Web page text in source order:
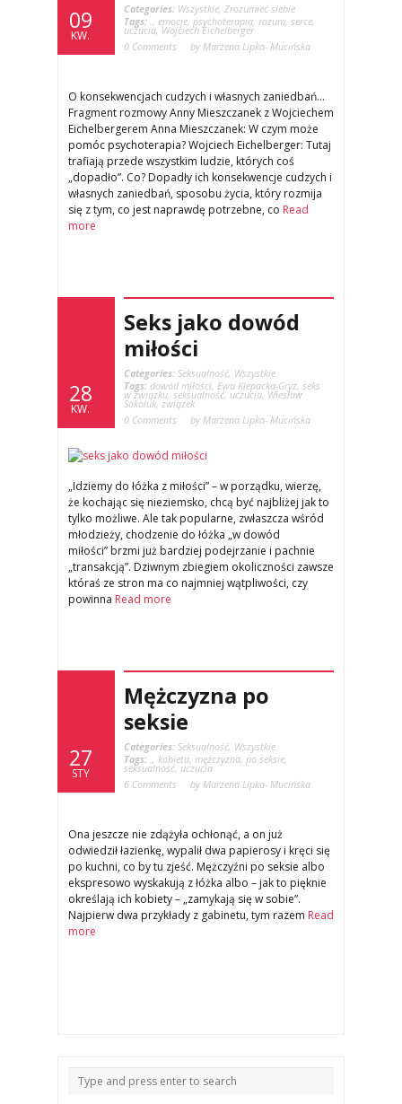
09
KW.
Categories: Wszystkie Zrozumieć siebie
Tags:
emocje psychoterapia rozum serce
uczucia ,Wojciech Eichelberger
0 Comments
by Marzena Lipka- Mucińska
O konsekwencjach cudzych i własnych zaniedbań…
Fragment rozmowy Anny Mieszczanek z Wojciechem
Eichelbergerem Anna Mieszczanek: W czym może
pomóc psychoterapia? Wojciech Eichelberger: Tutaj
trafiają przede wszystkim ludzie, których coś
„dopadło”. Co? Dopadły ich konsekwencje cudzych i
własnych zaniedbań, sposobu życia, który rozmija
się z tym, co jest naprawdę potrzebne, co Read
more
28
KW.
Seks jako dowód
miłości
Categories: Seksualność Wszystkie
Tags: dowód miłości Ewa Klepacka-Gryz seks
w związku, seksualność, uczucia,Wiesław
Sokoluk,związek
0 Comments
by Marzena Lipka- Mucińska
„Idziemy do łóżka z miłości” – w porządku, wierzę,
że kochając się nieziemsko, chcą być najbliżej jak to
tylko możliwe. Ale tak popularne, zwłaszcza wśród
młodzieży, chodzenie do łóżka „w dowód
miłości” brzmi już bardziej podejrzanie i pachnie
„transakcją”. Dziwnym zbiegiem okoliczności zawsze
któraś ze stron ma co najmniej wątpliwości, czy
powinna Read more
27
STY
Mężczyzna po
seksie
Categories: Seksualność Wszystkie
Tags:
kobieta mężczyzna po seksie
seksualność,uczucia
6 Comments
by Marzena Lipka- Mucińska
Ona jeszcze nie zdążyła ochłonąć, a on już
odwiedził łazienkę, wypalił dwa papierosy i kręci się
po kuchni, co by tu zjeść. Mężczyźni po seksie albo
ekspresowo wyskakują z łóżka albo – jak to pięknie
określają ich kobiety – „zamykają się w sobie”.
Najpierw dwa przykłady z gabinetu, tym razem Read
more